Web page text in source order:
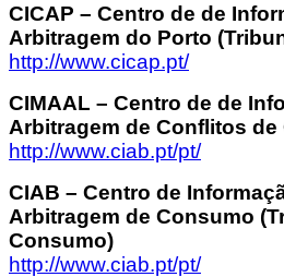
CICAP – Centro de de
Arbitragem do Porto
http://www.cicap.pt/
CIMAAL – Centro de de
Arbitragem de Conflitos
http://www.ciab.pt/pt/
CIAB – Centro de
Arbitragem de Consumo
Consumo)
http://www.ciab.pt/pt/